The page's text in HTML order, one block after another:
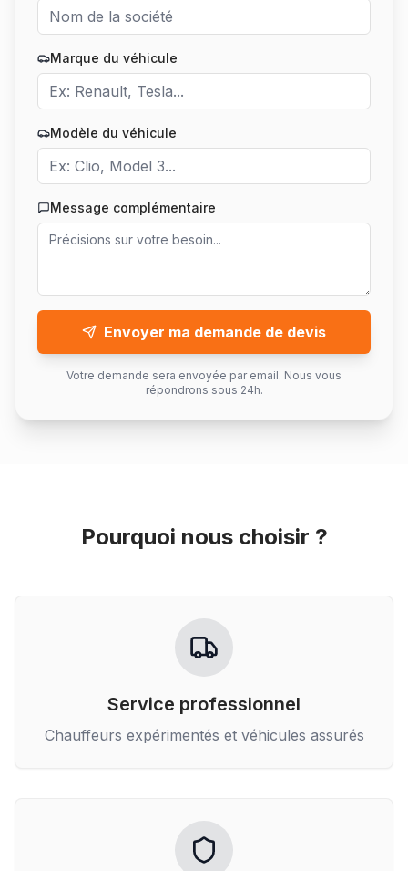
Marque du véhicule
Modèle du véhicule
Message complémentaire
Envoyer ma demande de devis
Votre demande sera envoyée par email. Nous vous
répondrons sous 24h.
Pourquoi nous choisir ?
Service professionnel
Chauffeurs expérimentés et véhicules assurés